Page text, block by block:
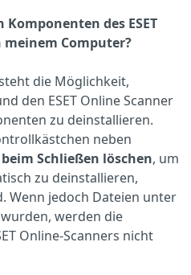
des ESET
meinem Computer?
die Möglichkeit,
den ESET Online Scanner
zu deinstallieren.
neben
Schließen löschen, um
zu deinstallieren,
Wenn jedoch Dateien unter
werden die
Online-Scanners nicht